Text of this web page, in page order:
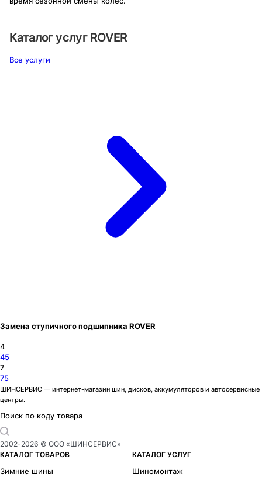
Каталог услуг ROVER
Все услуги
Замена ступичного подшипника ROVER
4
45
7
75
ШИНСЕРВИС — интернет-магазин шин, дисков, аккумуляторов и автосервисные
центры.
Поиск по коду товара
2002-2026 © ООО «ШИНСЕРВИС»
КАТАЛОГ ТОВАРОВ
Зимние шины
КАТАЛОГ УСЛУГ
Шиномонтаж